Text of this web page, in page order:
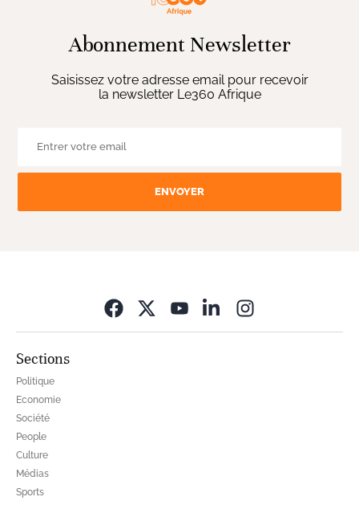
Abonnement Newsletter
Saisissez votre adresse email pour recevoir
la newsletter Le360 Afrique
ENVOYER
Sections
Politique
Economie
Société
People
Culture
Médias
Sports